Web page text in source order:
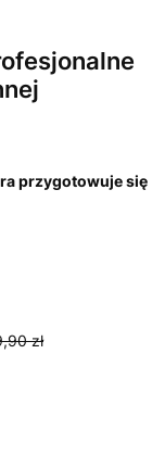
przygotowuje się
zł